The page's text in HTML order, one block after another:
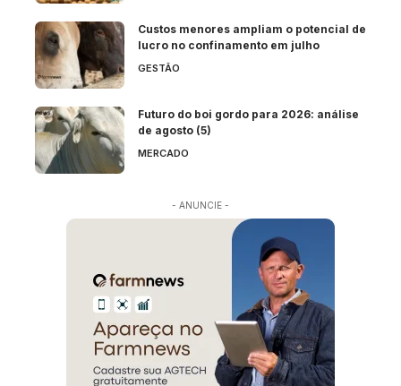
Custos menores ampliam o potencial de
lucro no confinamento em julho
GESTÃO
Futuro do boi gordo para 2026: análise
de agosto (5)
MERCADO
- ANUNCIE -